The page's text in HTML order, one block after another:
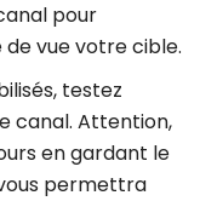
pour
vue votre cible.
testez
canal. Attention,
en gardant le
permettra